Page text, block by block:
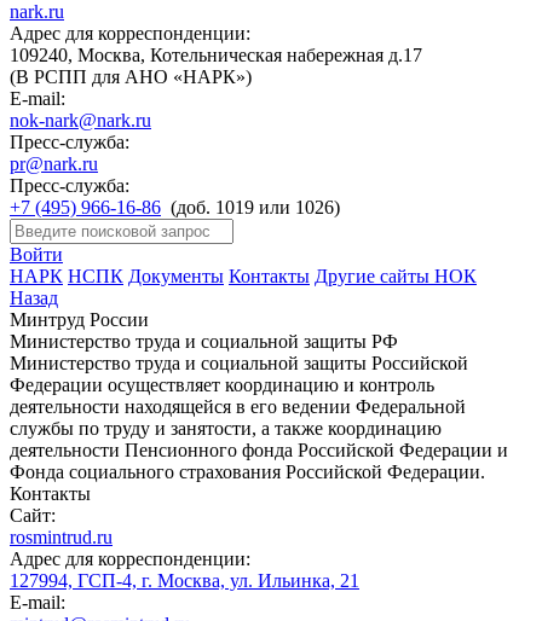
nark.ru
Адрес для корреспонденции:
109240, Москва, Котельническая набережная д.17
(В РСПП для АНО «НАРК»)
E-mail:
nok-nark@nark.ru
Пресс-служба:
pr@nark.ru
Пресс-служба:
+7 (495) 966-16-86 (доб. 1019 или 1026)
Войти
НАРК НСПК Документы Контакты Другие сайты НОК
Назад
Минтруд России
Министерство труда и социальной защиты РФ
Министерство труда и социальной защиты Российской
Федерации осуществляет координацию и контроль
деятельности находящейся в его ведении Федеральной
службы по труду и занятости, а также координацию
деятельности Пенсионного фонда Российской Федерации и
Фонда социального страхования Российской Федерации.
Контакты
Сайт:
rosmintrud.ru
Адрес для корреспонденции:
127994, ГСП-4, г. Москва, ул. Ильинка, 21
E-mail: